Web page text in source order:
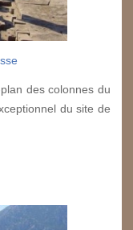
des colonnes du
du site de